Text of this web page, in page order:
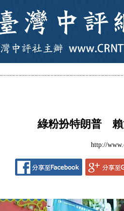
綠粉扮特朗普 賴
http://